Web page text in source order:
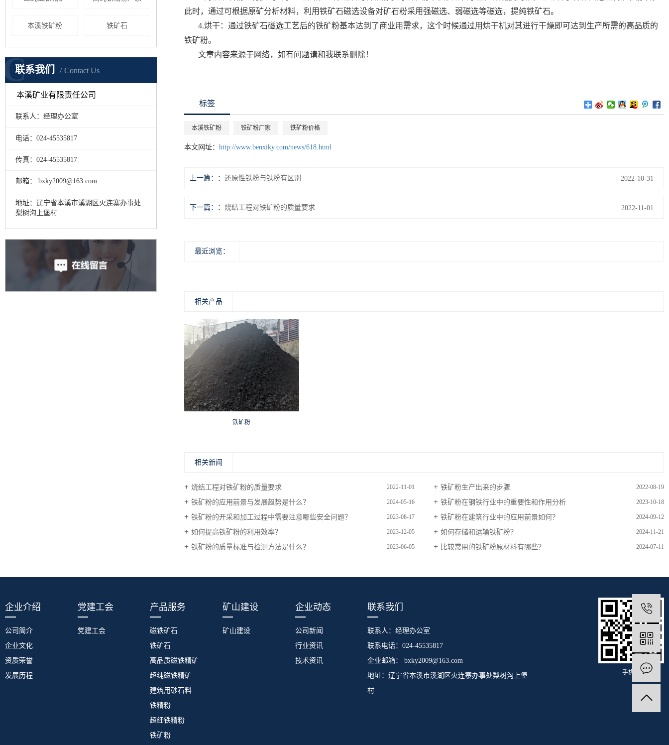
本溪铁矿粉 铁矿石
联系我们 Contact Us
C
本溪矿业有限责任公司
联系人：经理办公室
电话：024-45535817
传真：024-45535817
邮箱： bxky2009@163.com
地址：辽宁省本溪市溪湖区火连寨办事处
梨树沟上堡村
此时，通过可根据原矿分析材料，利用铁矿石磁选设备对矿石粉采用强磁选、弱磁选等磁选，提纯铁矿石。
4.烘干：通过铁矿石磁选工艺后的铁矿粉基本达到了商业用需求，这个时候通过用烘干机对其进行干燥即可达到生产所需的高品质的
铁矿粉。
文章内容来源于网络，如有问题请和我联系删除！
标签
本溪铁矿粉 铁矿粉厂家 铁矿粉价格
本文网址：http://www.benxiky.com/news/618.html
上一篇： 还原性铁粉与铁粉有区别 2022-10-31
下一篇： 烧结工程对铁矿粉的质量要求 2022-11-01
最近浏览：
相关产品
铁矿粉
相关新闻
烧结工程对铁矿粉的质量要求 2022-11-01 铁矿粉生产出来的步骤 2022-08-19
铁矿粉的应用前景与发展趋势是什么？ 2024-05-16 铁矿粉在钢铁行业中的重要性和作用分析 2023-10-18
铁矿粉的开采和加工过程中需要注意哪些安全问题？ 2023-08-17 铁矿粉在建筑行业中的应用前景如何？ 2024-09-12
如何提高铁矿粉的利用效率？ 2023-12-05 如何存储和运输铁矿粉？ 2024-11-21
铁矿粉的质量标准与检测方法是什么？ 2023-06-05 比较常用的铁矿粉原材料有哪些？ 2024-07-11
企业介绍
公司简介
企业文化
资质荣誉
发展历程
党建工会
党建工会
产品服务
磁铁矿石
铁矿石
高品质磁铁精矿
超纯磁铁精矿
建筑用砂石料
铁精粉
超细铁精粉
铁矿粉
矿山建设
矿山建设
企业动态
公司新闻
行业资讯
技术资讯
联系我们
联系人：经理办公室
联系电话：024-45535817
企业邮箱： bxky2009@163.com
地址：辽宁省本溪市溪湖区火连寨办事处梨树沟上堡
村
手机站